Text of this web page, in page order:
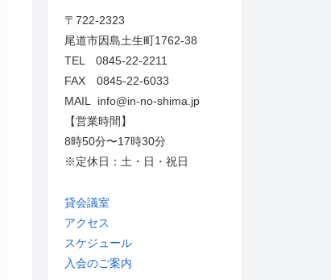
〒722-2323
尾道市因島土生町1762-38
TEL 0845-22-2211
FAX 0845-22-6033
MAIL info@in-no-shima.jp
【営業時間】
8時50分〜17時30分
※定休日：土・日・祝日
貸会議室
アクセス
スケジュール
入会のご案内